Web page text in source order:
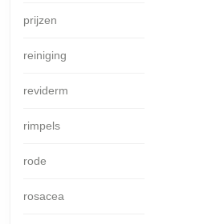
prijzen
reiniging
reviderm
rimpels
rode
rosacea